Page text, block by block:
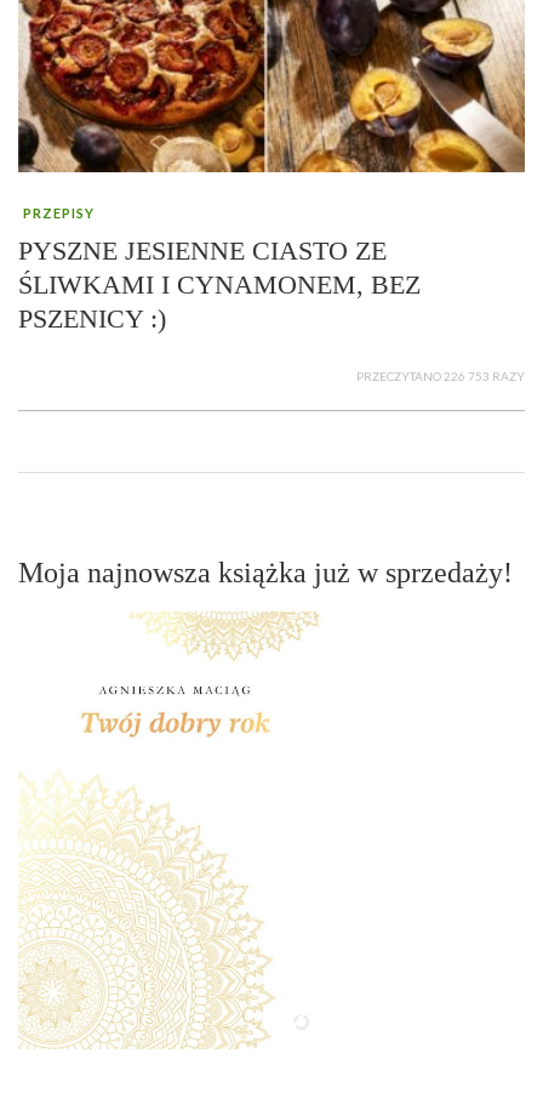
PRZEPISY
PYSZNE JESIENNE CIASTO ZE
ŚLIWKAMI I CYNAMONEM, BEZ
PSZENICY :)
PRZECZYTANO 226 753 RAZY
Moja najnowsza książka już w sprzedaży!